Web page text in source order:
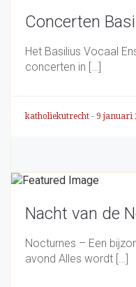
Concerten
Het Basilius Vocaal
concerten in […]
katholiekutrecht - 9 januari
Nacht van de
Nocturnes – Een
avond Alles wordt […]